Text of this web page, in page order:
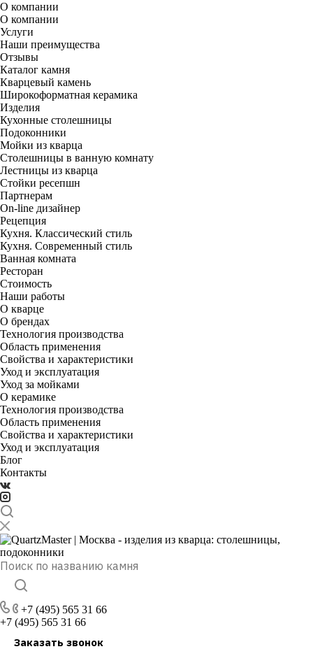
О компании
О компании
Услуги
Наши преимущества
Отзывы
Каталог камня
Кварцевый камень
Широкоформатная керамика
Изделия
Кухонные столешницы
Подоконники
Мойки из кварца
Столешницы в ванную комнату
Лестницы из кварца
Стойки ресепшн
Партнерам
On-line дизайнер
Рецепция
Кухня. Классический стиль
Кухня. Современный стиль
Ванная комната
Ресторан
Стоимость
Наши работы
О кварце
О брендах
Технология производства
Область применения
Свойства и характеристики
Уход и эксплуатация
Уход за мойками
О керамике
Технология производства
Область применения
Свойства и характеристики
Уход и эксплуатация
Блог
Контакты
+7 (495) 565 31 66
+7 (495) 565 31 66
Заказать звонок